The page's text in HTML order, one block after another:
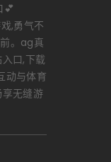
💕
,勇气不
。ag真
口,下载
动与体育
无缝游